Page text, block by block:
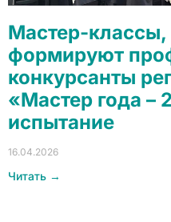
Мастер-классы,
формируют
конкурсанты
«Мастер года –
испытание
16.04.2026
Читать →